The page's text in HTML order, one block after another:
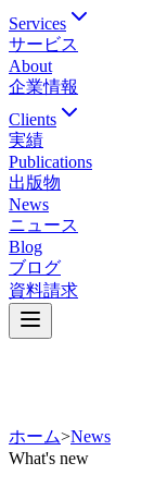
Services
サービス
About
企業情報
Clients
実績
Publications
出版物
News
ニュース
Blog
ブログ
資料請求
ホーム>News
What's new